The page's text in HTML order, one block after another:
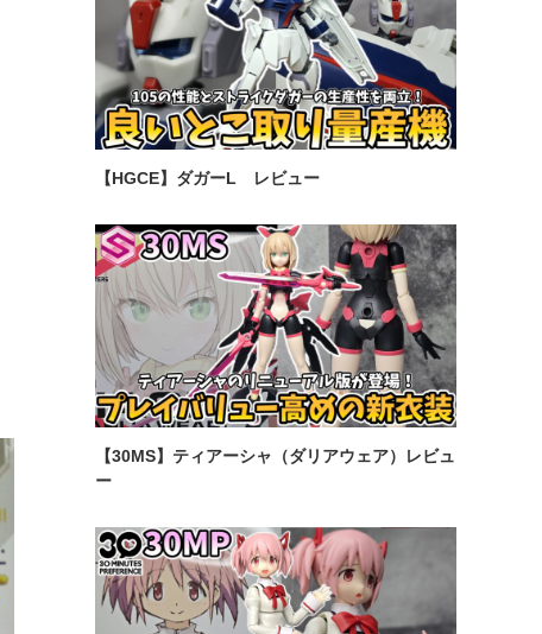
【HGCE】ダガーL レビュー
【30MS】ティアーシャ（ダリアウェア）レビュ
ー